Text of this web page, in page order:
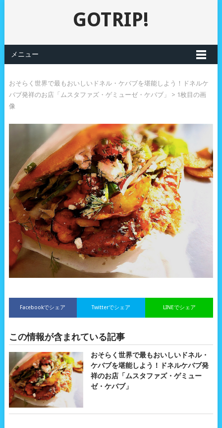
GOTRIP!
メニュー
おそらく世界で最もおいしいドネル・ケバブを堪能しよう！ドネルケ
バブ発祥のお店「ムスタファズ・ゲミューゼ・ケバブ」
> 1枚目の画
像
Facebookでシェア LINEでシェア
Twitterでシェア
この情報が含まれている記事
おそらく世界で最もおいしいドネル・
ケバブを堪能しよう！ドネルケバブ発
祥のお店「ムスタファズ・ゲミュー
ゼ・ケバブ」